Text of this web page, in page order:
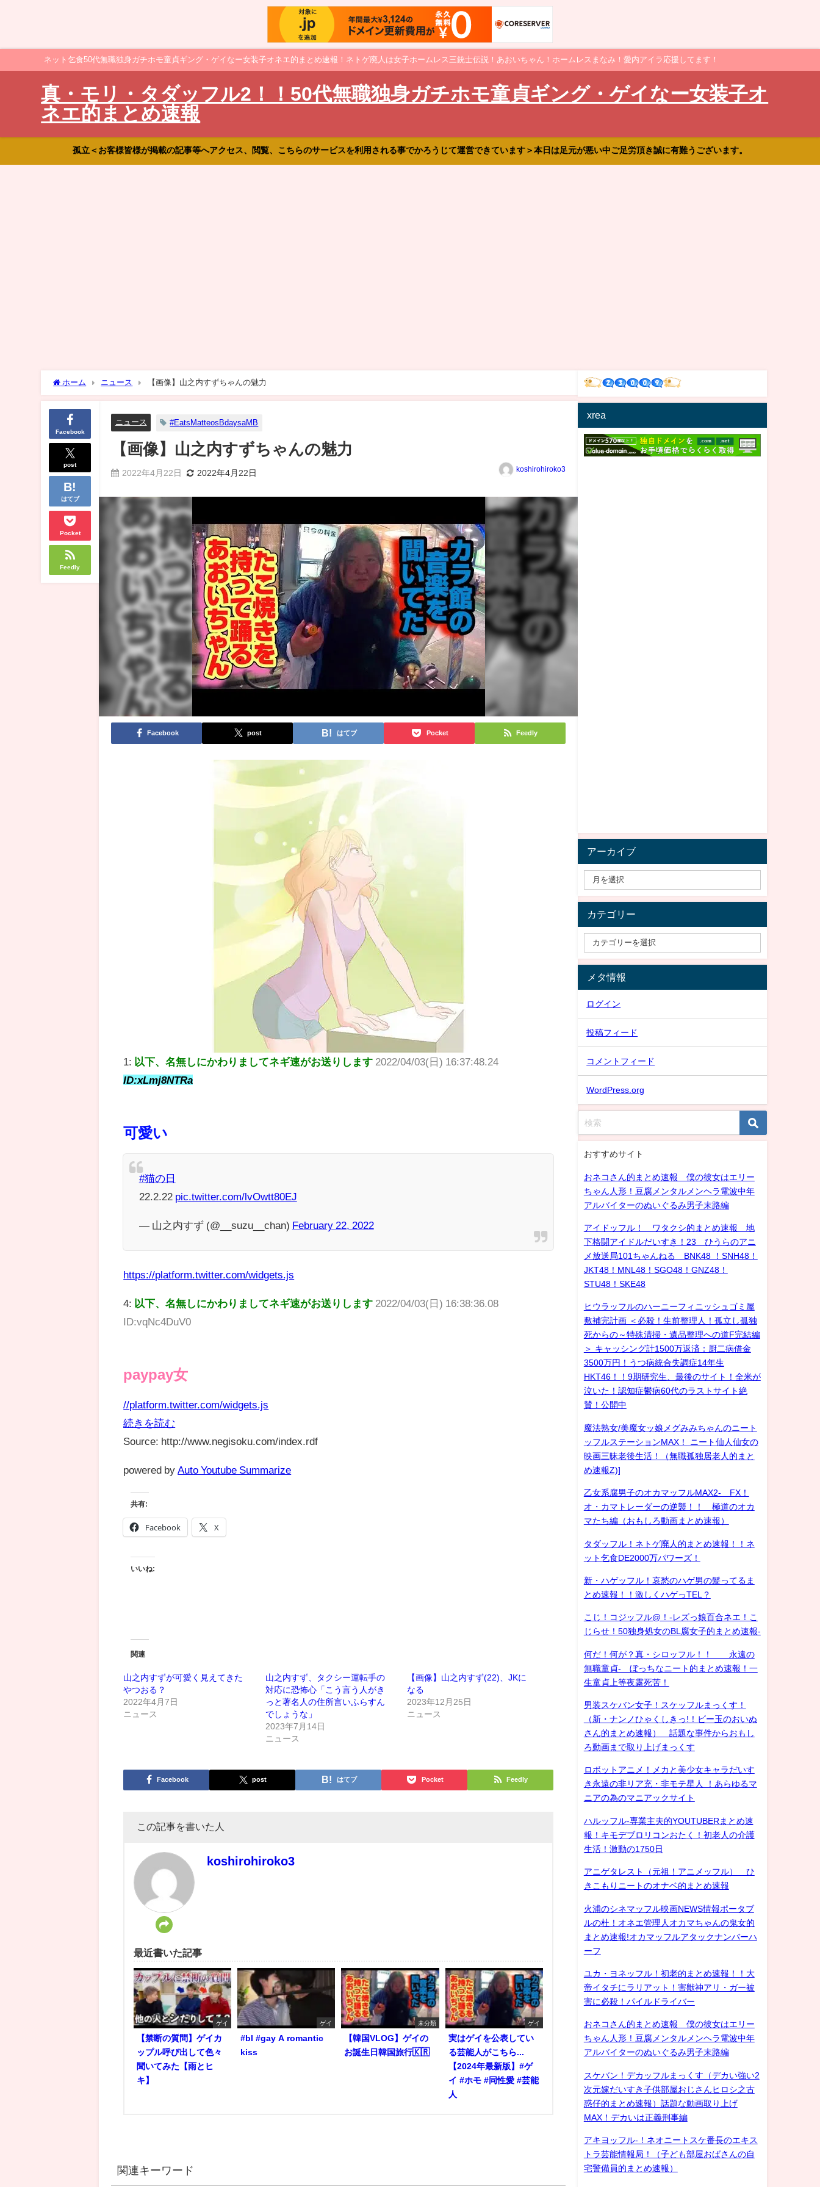
ネット乞食50代無職独身ガチホモ童貞ギング・ゲイなー女装子オネエ的まとめ速報！ネトゲ廃人は女子ホームレス三銃士伝説！あおいちゃん！ホームレスまなみ！愛内アイラ応援してます！
真・モリ・タダッフル2！！50代無職独身ガチホモ童貞ギング・ゲイなー女装子オ
ネエ的まとめ速報
孤立＜お客様皆様が掲載の記事等へアクセス、閲覧、こちらのサービスを利用される事でかろうじて運営できています＞本日は足元が悪い中ご足労頂き誠に有難うございます。
ホーム ニュース 【画像】山之内すずちゃんの魅力
Facebook
post
はてブ
Pocket
Feedly
ニュース #EatsMatteosBdaysaMB
【画像】山之内すずちゃんの魅力
2022年4月22日 2022年4月22日 koshirohiroko3
Facebook post はてブ Pocket Feedly
1: 以下、名無しにかわりましてネギ速がお送りします 2022/04/03(日) 16:37:48.24
ID:xLmj8NTRa
可愛い
#猫の日
22.2.22 pic.twitter.com/lvOwtt80EJ
— 山之内すず (@__suzu__chan) February 22, 2022
https://platform.twitter.com/widgets.js
4: 以下、名無しにかわりましてネギ速がお送りします 2022/04/03(日) 16:38:36.08
ID:vqNc4DuV0
paypay女
//platform.twitter.com/widgets.js
続きを読む
Source: http://www.negisoku.com/index.rdf
powered by Auto Youtube Summarize
共有:
Facebook X
いいね:
関連
山之内すずが可愛く見えてきた
やつおる？
2022年4月7日
ニュース
山之内すず、タクシー運転手の
対応に恐怖心「こう言う人がき
っと著名人の住所言いふらすん
でしょうな」
2023年7月14日
ニュース
【画像】山之内すず(22)、JKに
なる
2023年12月25日
ニュース
Facebook post はてブ Pocket Feedly
この記事を書いた人
koshirohiroko3
最近書いた記事
ゲイ
【禁断の質問】ゲイカ
ップル呼び出して色々
聞いてみた【雨とヒ
キ】
ゲイ
#bl #gay A romantic
kiss
未分類
【韓国VLOG】ゲイの
お誕生日韓国旅行🇰🇷
ゲイ
実はゲイを公表してい
る芸能人がこちら...
【2024年最新版】#ゲ
イ #ホモ #同性愛 #芸能
人
関連キーワード
xrea
アーカイブ
カテゴリー
メタ情報
ログイン
投稿フィード
コメントフィード
WordPress.org
おすすめサイト
おネコさん的まとめ速報 僕の彼女はエリー
ちゃん人形！豆腐メンタルメンヘラ電波中年
アルバイターのぬいぐるみ男子末路編
アイドッフル！ ワタクシ的まとめ速報 地
下格闘アイドルだいすき！23 ひうらのアニ
メ放送局101ちゃんねる BNK48 ！SNH48！
JKT48！MNL48！SGO48！GNZ48！
STU48！SKE48
ヒウラッフルのハーニーフィニッシュゴミ屋
敷補完計画 ＜必殺！生前整理人！孤立し孤独
死からの～特殊清掃・遺品整理への道F完結編
＞ キャッシング計1500万返済：厨二病借金
3500万円！うつ病統合失調症14年生
HKT46！！9期研究生、最後のサイト！全米が
泣いた！認知症鬱病60代のラストサイト絶
賛！公開中
魔法熟女/美魔女ッ娘メグみみちゃんのニート
ッフルステーションMAX！ ニート仙人仙女の
映画三昧老後生活！（無職孤独居老人的まと
め速報Z)]
乙女系腐男子のオカマッフルMAX2- FX！
オ・カマトレーダーの逆襲！！ 極道のオカ
マたち編（おもしろ動画まとめ速報）
タダッフル！ネトゲ廃人的まとめ速報！！ネ
ット乞食DE2000万パワーズ！
新・ハゲッフル！哀愁のハゲ男の髪ってるま
とめ速報！！激しくハゲっTEL？
こじ！コジッフル@！-レズっ娘百合ネエ！こ
じらせ！50独身処女のBL腐女子的まとめ速報-
何だ！何が？真・シロッフル！！ 永遠の
無職童貞- ぼっちなニート的まとめ速報！一
生童貞上等夜露死苦！
男装スケバン女子！スケッフルまっくす！
（新・ナンノひゃくしきっ!！ビー玉のおいぬ
さん的まとめ速報） 話題な事件からおもし
ろ動画まで取り上げまっくす
ロボットアニメ！メカと美少女キャラだいす
き永遠の非リア充・非モテ星人 ！あらゆるマ
ニアの為のマニアックサイト
ハルッフル-専業主夫的YOUTUBERまとめ速
報！キモデブロリコンおたく！初老人の介護
生活！激動の1750日
アニゲタレスト（元祖！アニメッフル） ひ
きこもりニートのオナベ的まとめ速報
火浦のシネマッフル映画NEWS情報ポータブ
ルの杜！オネエ管理人オカマちゃんの鬼女的
まとめ速報!オカマッフルアタックナンバーハ
ーフ
ユカ・ヨネッフル！初老的まとめ速報！！大
帝イタチにラリアット！害獣神アリ・ガー被
害に必殺！パイルドライバー
おネコさん的まとめ速報 僕の彼女はエリー
ちゃん人形！豆腐メンタルメンヘラ電波中年
アルバイターのぬいぐるみ男子末路編
スケバン！デカッフルまっくす（デカい強い2
次元嫁だいすき子供部屋おじさんヒロシ之古
惑仔的まとめ速報）話題な動画取り上げ
MAX！デカいは正義刑事編
アキヨッフル-！ネオニートスケ番長のエキス
トラ芸能情報局！（子ども部屋おばさんの自
宅警備員的まとめ速報）